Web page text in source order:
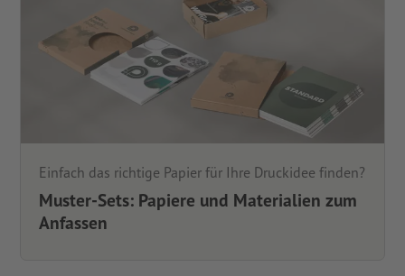
Einfach das richtige Papier für Ihre Druckidee finden?
Muster-Sets: Papiere und Materialien zum
Anfassen